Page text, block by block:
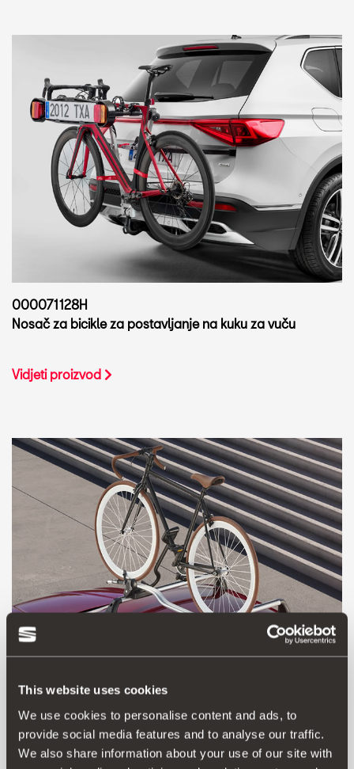
This website uses cookies
We use cookies to personalise content and ads, to
provide social media features and to analyse our traffic.
We also share information about your use of our site with
000071128H
Nosač za bicikle za postavljanje na kuku za vuču
Vidjeti proizvod
5F9071128
Nosač za bicikle Thule